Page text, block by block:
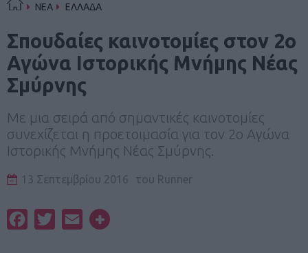
ΝΕΑ ΕΛΛΑΔΑ
Σπουδαίες καινοτομίες στον 2ο
Αγώνα Ιστορικής Μνήμης Νέας
Σμύρνης
Με μια σειρά από σημαντικές καινοτομίες
συνεχίζεται η προετοιμασία για τον 2ο Αγώνα
Ιστορικής Μνήμης Νέας Σμύρνης.
13 Σεπτεμβρίου 2016 του Runner
FacebookTwitterEmail